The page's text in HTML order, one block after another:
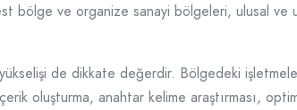
bölge ve organize sanayi bölgeleri, ulusal ve
de dikkate değerdir. Bölgedeki
oluşturma, anahtar kelime araştırması,